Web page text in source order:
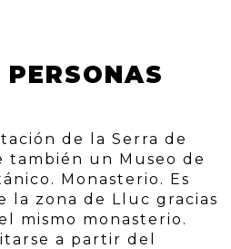
de la Serra de
también un Museo de
Monasterio. Es
la zona de Lluc gracias
mismo monasterio.
a partir del